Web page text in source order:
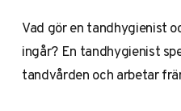
Vad gör en tandhygienist
ingår? En tandhygienist
tandvården och arbetar